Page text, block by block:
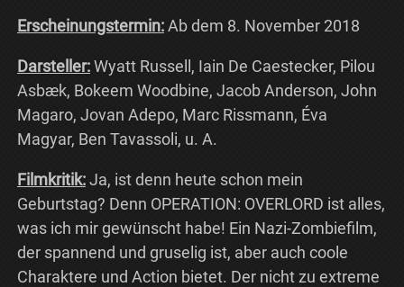
Erscheinungstermin:Ab dem 8. November 2018
Darsteller:Wyatt Russell, Iain De Caestecker, Pilou
Asbæk, Bokeem Woodbine, Jacob Anderson, John
Magaro, Jovan Adepo, Marc Rissmann, Éva
Magyar, Ben Tavassoli, u. A.
Filmkritik:Ja, ist denn heute schon mein
Geburtstag? Denn OPERATION: OVERLORD ist alles,
was ich mir gewünscht habe! Ein Nazi-Zombiefilm,
der spannend und gruselig ist, aber auch coole
Charaktere und Action bietet. Der nicht zu extreme